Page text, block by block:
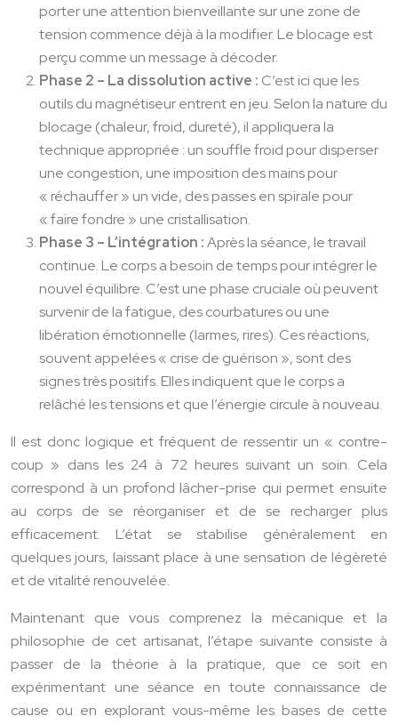
porter une attention bienveillante sur une zone de
tension commence déjà à la modifier. Le blocage est
perçu comme un message à décoder.
Phase 2 – La dissolution active : C’est ici que les
outils du magnétiseur entrent en jeu. Selon la nature du
blocage (chaleur, froid, dureté), il appliquera la
technique appropriée : un souffle froid pour disperser
une congestion, une imposition des mains pour
« réchauffer » un vide, des passes en spirale pour
« faire fondre » une cristallisation.
Phase 3 – L’intégration :Après la séance, le travail
continue. Le corps a besoin de temps pour intégrer le
nouvel équilibre. C’est une phase cruciale où peuvent
survenir de la fatigue, des courbatures ou une
libération émotionnelle (larmes, rires). Ces réactions,
souvent appelées « crise de guérison », sont des
signes très positifs. Elles indiquent que le corps a
relâché les tensions et que l’énergie circule à nouveau.
Il est donc logique et fréquent de ressentir un « contre-
coup » dans les 24 à 72 heures suivant un soin. Cela
correspond à un profond lâcher-prise qui permet ensuite
au corps de se réorganiser et de se recharger plus
efficacement. L’état se stabilise généralement en
quelques jours, laissant place à une sensation de légèreté
et de vitalité renouvelée.
Maintenant que vous comprenez la mécanique et la
philosophie de cet artisanat, l’étape suivante consiste à
passer de la théorie à la pratique, que ce soit en
expérimentant une séance en toute connaissance de
cause ou en explorant vous-même les bases de cette